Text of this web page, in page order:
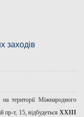
заходів
території Міжнародного
пр-т, 15, відбудеться ХХІІІ